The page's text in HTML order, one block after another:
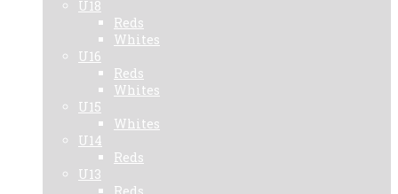
U18
Reds
Whites
U16
Reds
Whites
U15
Whites
U14
Reds
U13